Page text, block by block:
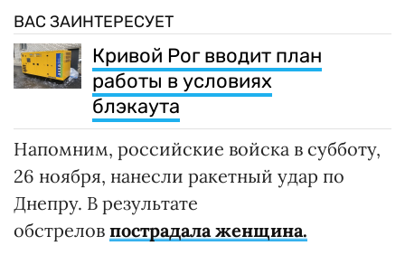
ВАС ЗАИНТЕРЕСУЕТ
Кривой Рог вводит план
работы в условиях
блэкаута
Напомним, российские войска в субботу,
26 ноября, нанесли ракетный удар по
Днепру. В результате
обстрелов пострадала женщина.